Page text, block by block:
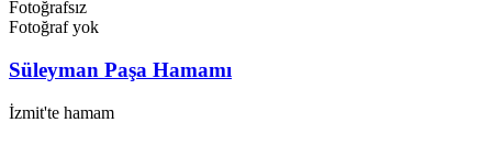
Fotoğrafsız
Fotoğraf yok
Süleyman Paşa Hamamı
İzmit'te hamam